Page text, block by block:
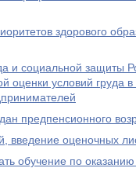
здорового
и социальной защиты
оценки условий груда
предпенсионного
введение оценочных
обучение по